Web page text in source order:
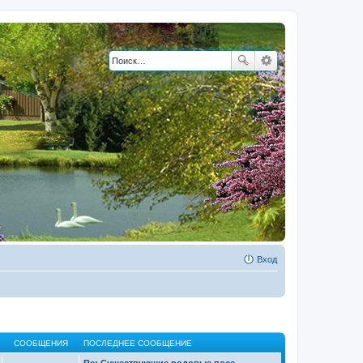
Вход
СООБЩЕНИЯ ПОСЛЕДНЕЕ СООБЩЕНИЕ